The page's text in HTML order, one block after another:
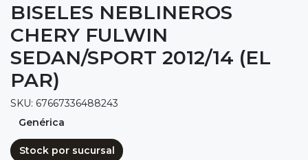
BISELES NEBLINEROS
CHERY FULWIN
SEDAN/SPORT 2012/14 (EL
PAR)
SKU: 67667336488243
Genérica
Stock por sucursal